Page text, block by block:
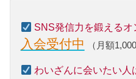
SNS発信力を鍛えるオ
入会受付中 （月額1,000
わいざんに会いたい